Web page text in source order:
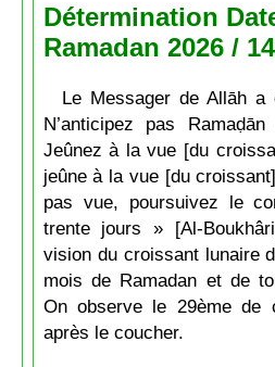
Détermination
Ramadan 2026 /
Le Messager de Allāh
N’anticipez pas
Jeûnez à la vue [du
jeûne à la vue [du
pas vue, poursuivez le
trente jours » [Al-
vision du croissant lunaire
mois de Ramadan et de
On observe le 29ème de
après le coucher.